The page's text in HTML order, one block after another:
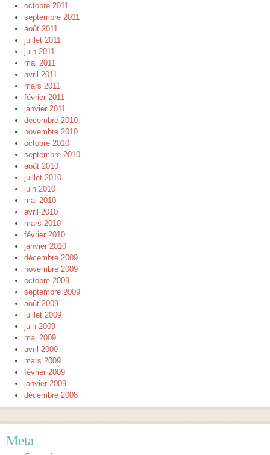
octobre 2011
septembre 2011
août 2011
juillet 2011
juin 2011
mai 2011
avril 2011
mars 2011
février 2011
janvier 2011
décembre 2010
novembre 2010
octobre 2010
septembre 2010
août 2010
juillet 2010
juin 2010
mai 2010
avril 2010
mars 2010
février 2010
janvier 2010
décembre 2009
novembre 2009
octobre 2009
septembre 2009
août 2009
juillet 2009
juin 2009
mai 2009
avril 2009
mars 2009
février 2009
janvier 2009
décembre 2008
Meta